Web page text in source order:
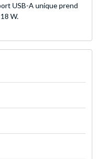
USB-A unique prend
W.